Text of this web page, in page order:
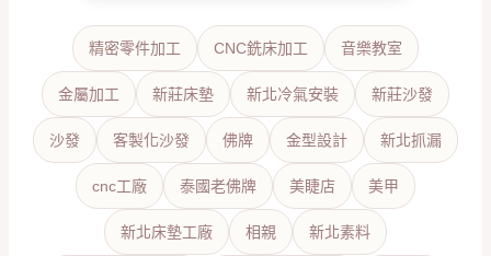
精密零件加工 CNC銑床加工 音樂教室
金屬加工 新莊床墊 新北冷氣安裝 新莊沙發
沙發 客製化沙發 佛牌 金型設計 新北抓漏
cnc工廠 泰國老佛牌 美睫店 美甲
新北床墊工廠 相親 新北素料